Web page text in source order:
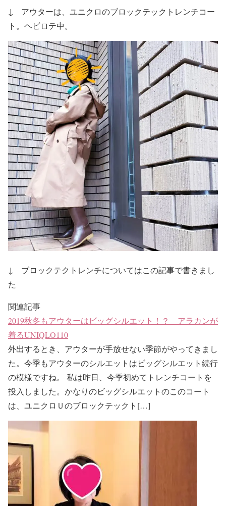
↓ アウターは、ユニクロのブロックテックトレンチコー
ト。ヘビロテ中。
↓ ブロックテクトレンチについてはこの記事で書きまし
た
関連記事
2019秋冬もアウターはビッグシルエット！？ アラカンが
着るUNIQLO110
外出するとき、アウターが手放せない季節がやってきまし
た。今季もアウターのシルエットはビッグシルエット続行
の模様ですね。 私は昨日、今季初めてトレンチコートを
投入しました。かなりのビッグシルエットのこのコート
は、ユニクロＵのブロックテックト[…]